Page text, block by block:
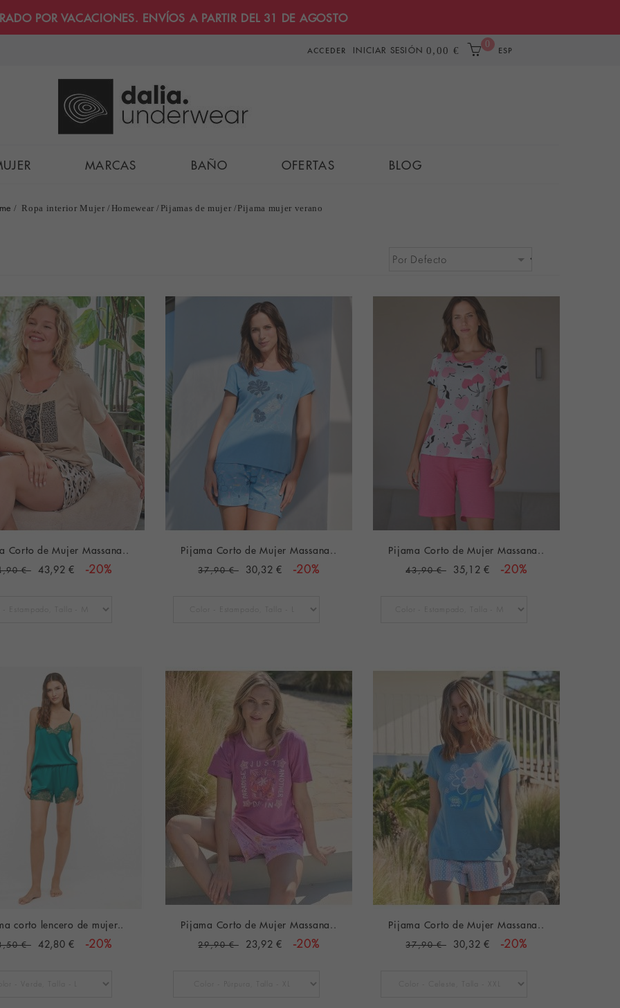
POR VACACIONES. ENVÍOS A PARTIR DEL 31 DE AGOSTO
ACCEDER INICIAR SESIÓN 0,00 €
0
ESP
MARCAS BAÑO OFERTAS BLOG
Ropa interior Mujer Homewear Pijamas de mujer Pijama mujer verano
Corto de Mujer Massana..
€ 43,92 € -20%
Pijama Corto de Mujer Massana..
37,90 € 30,32 € -20%
Pijama Corto de Mujer Massana..
43,90 € 35,12 € -20%
corto lencero de mujer..
€ 42,80 € -20%
Pijama Corto de Mujer Massana..
29,90 € 23,92 € -20%
Pijama Corto de Mujer Massana..
37,90 € 30,32 € -20%